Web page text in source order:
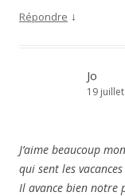
Répondre ↓
Jo
19
J’aime beaucoup
qui sent les
Il avance bien notre